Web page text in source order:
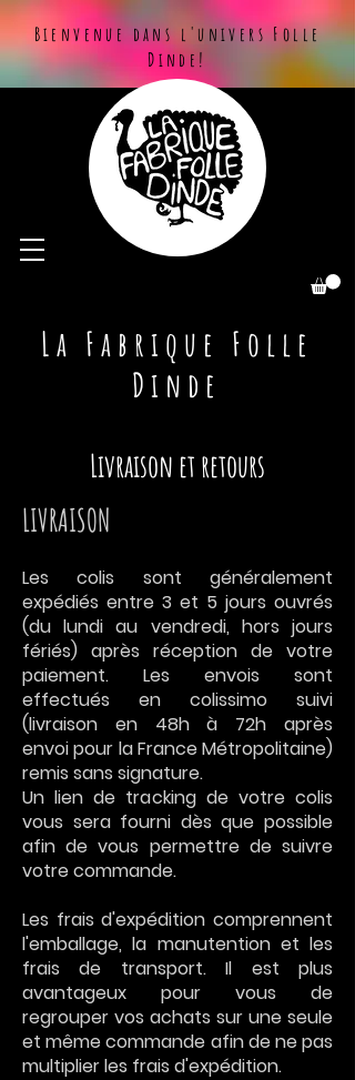
Bienvenue dans l'univers Folle
Dinde!
La Fabrique Folle
Dinde
Livraison et retours
LIVRAISON
Les colis sont généralement
expédiés entre 3 et 5 jours ouvrés
(du lundi au vendredi, hors jours
fériés) après réception de votre
paiement. Les envois sont
effectués en colissimo suivi
(livraison en 48h à 72h après
envoipour la France Métropolitaine)
remis sans signature.
Un lien de tracking de votre colis
vous sera fourni dès que possible
afin de vous permettre de suivre
votre commande.
Les frais d'expédition comprennent
l'emballage, la manutention et les
frais de transport. Il est plus
avantageux pour vous de
regrouper vos achats sur une seule
et même commande afin de ne pas
multiplier les frais d'expédition.